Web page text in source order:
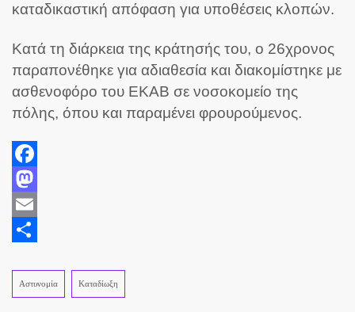
καταδικαστική απόφαση για υποθέσεις κλοπών.
Κατά τη διάρκεια της κράτησής του, ο 26χρονος
παραπονέθηκε για αδιαθεσία και διακομίστηκε με
ασθενοφόρο του ΕΚΑΒ σε νοσοκομείο της
πόλης, όπου και παραμένει φρουρούμενος.
Facebook
Mastodon
Email
Αστυνομία Καταδίωξη